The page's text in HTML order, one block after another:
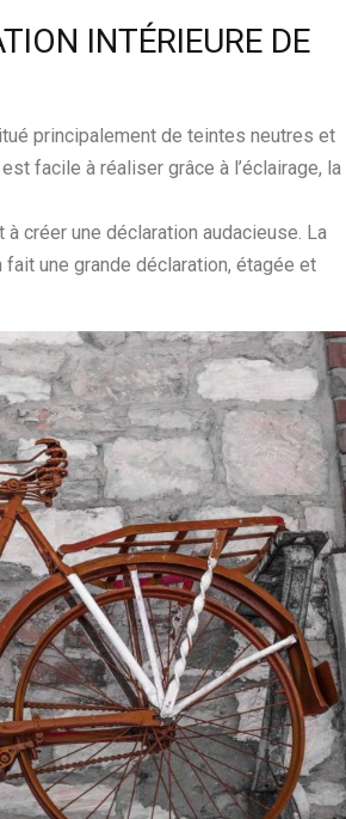
INTÉRIEURE DE
principalement de teintes neutres et
facile à réaliser grâce à l’éclairage, la
créer une déclaration audacieuse. La
une grande déclaration, étagée et